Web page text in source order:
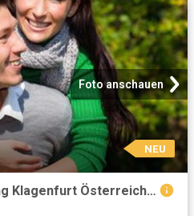
Foto anschauen
NEU
3 Schlafzimmer Wohnung Klagenfurt Österreich 104805748